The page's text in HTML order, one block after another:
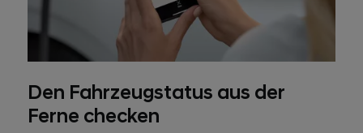
Den Fahrzeugstatus aus der
Ferne checken